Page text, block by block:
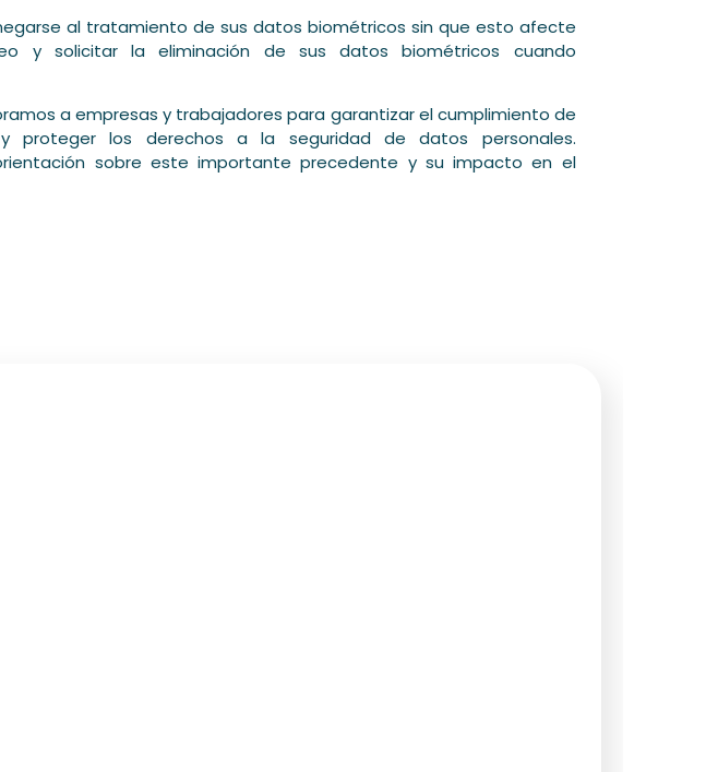
al tratamiento de sus datos biométricos sin que esto afecte
y solicitar la eliminación de sus datos biométricos cuando
a empresas y trabajadores para garantizar el cumplimiento de
proteger los derechos a la seguridad de datos personales.
sobre este importante precedente y su impacto en el